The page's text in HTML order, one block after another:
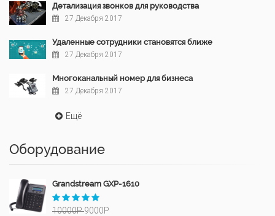
Детализация звонков для руководства
27 Декабря 2017
Удаленные сотрудники становятся ближе
27 Декабря 2017
Многоканальный номер для бизнеса
27 Декабря 2017
Ещё
Оборудование
Grandstream GXP-1610
10000Р9000Р